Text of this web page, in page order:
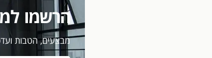
הרשמו
מבצעים, הטבות